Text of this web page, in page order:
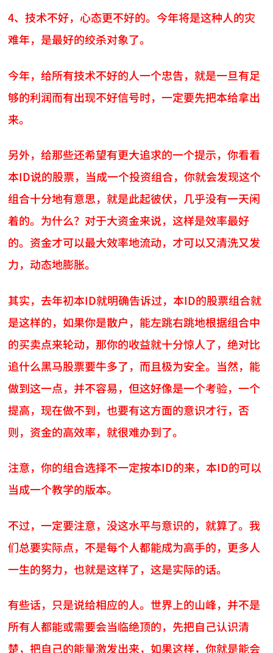
4、技术不好，心态更不好的。今年将是这种人的灾
难年，是最好的绞杀对象了。
今年，给所有技术不好的人一个忠告，就是一旦有足
够的利润而有出现不好信号时，一定要先把本给拿出
来。
另外，给那些还希望有更大追求的一个提示，你看看
本ID说的股票，当成一个投资组合，你就会发现这个
组合十分地有意思，就是此起彼伏，几乎没有一天闲
着的。为什么？对于大资金来说，这样是效率最好
的。资金才可以最大效率地流动，才可以又清洗又发
力，动态地膨胀。
其实，去年初本ID就明确告诉过，本ID的股票组合就
是这样的，如果你是散户，能左跳右跳地根据组合中
的买卖点来轮动，那你的收益就十分惊人了，绝对比
追什么黑马股票要牛多了，而且极为安全。当然，能
做到这一点，并不容易，但这好像是一个考验，一个
提高，现在做不到，也要有这方面的意识才行，否
则，资金的高效率，就很难办到了。
注意，你的组合选择不一定按本ID的来，本ID的可以
当成一个教学的版本。
不过，一定要注意，没这水平与意识的，就算了。我
们总要实际点，不是每个人都能成为高手的，更多人
一生的努力，也就是这样了，这是实际的话。
有些话，只是说给相应的人。世界上的山峰，并不是
所有人都能或需要会当临绝顶的，先把自己认识清
楚，把自己的能量激发出来，如果这样，你就是能会